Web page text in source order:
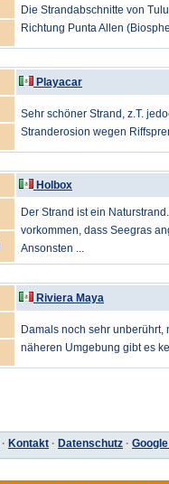
Die Strandabschnitte von
Richtung Punta Allen
Playacar
Sehr schöner Strand, z.T.
Stranderosion wegen
Holbox
Der Strand ist ein
vorkommen, dass Seegras
Ansonsten ...
Riviera Maya
Damals noch sehr
näheren Umgebung gibt es
· Kontakt · Datenschutz ·